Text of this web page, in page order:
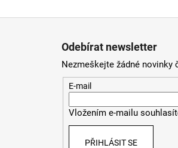
Odebírat newsletter
Nezmeškejte žádné novinky
E-mail
Vložením e-mailu
PŘIHLÁSIT SE